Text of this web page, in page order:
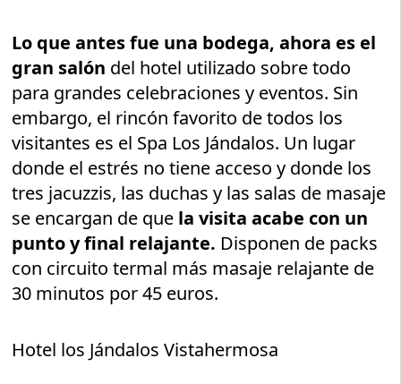
Lo que antes fue una bodega, ahora es el
gran salón del hotel utilizado sobre todo
para grandes celebraciones y eventos. Sin
embargo, el rincón favorito de todos los
visitantes es el Spa Los Jándalos. Un lugar
donde el estrés no tiene acceso y donde los
tres jacuzzis, las duchas y las salas de masaje
se encargan de que la visita acabe con un
punto y final relajante. Disponen de packs
con circuito termal más masaje relajante de
30 minutos por 45 euros.
Hotel los Jándalos Vistahermosa